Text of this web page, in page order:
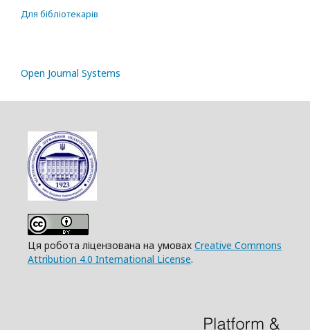
Для бібліотекарів
Open Journal Systems
Ця робота ліцензована на умовах Creative Commons
Attribution 4.0 International License.